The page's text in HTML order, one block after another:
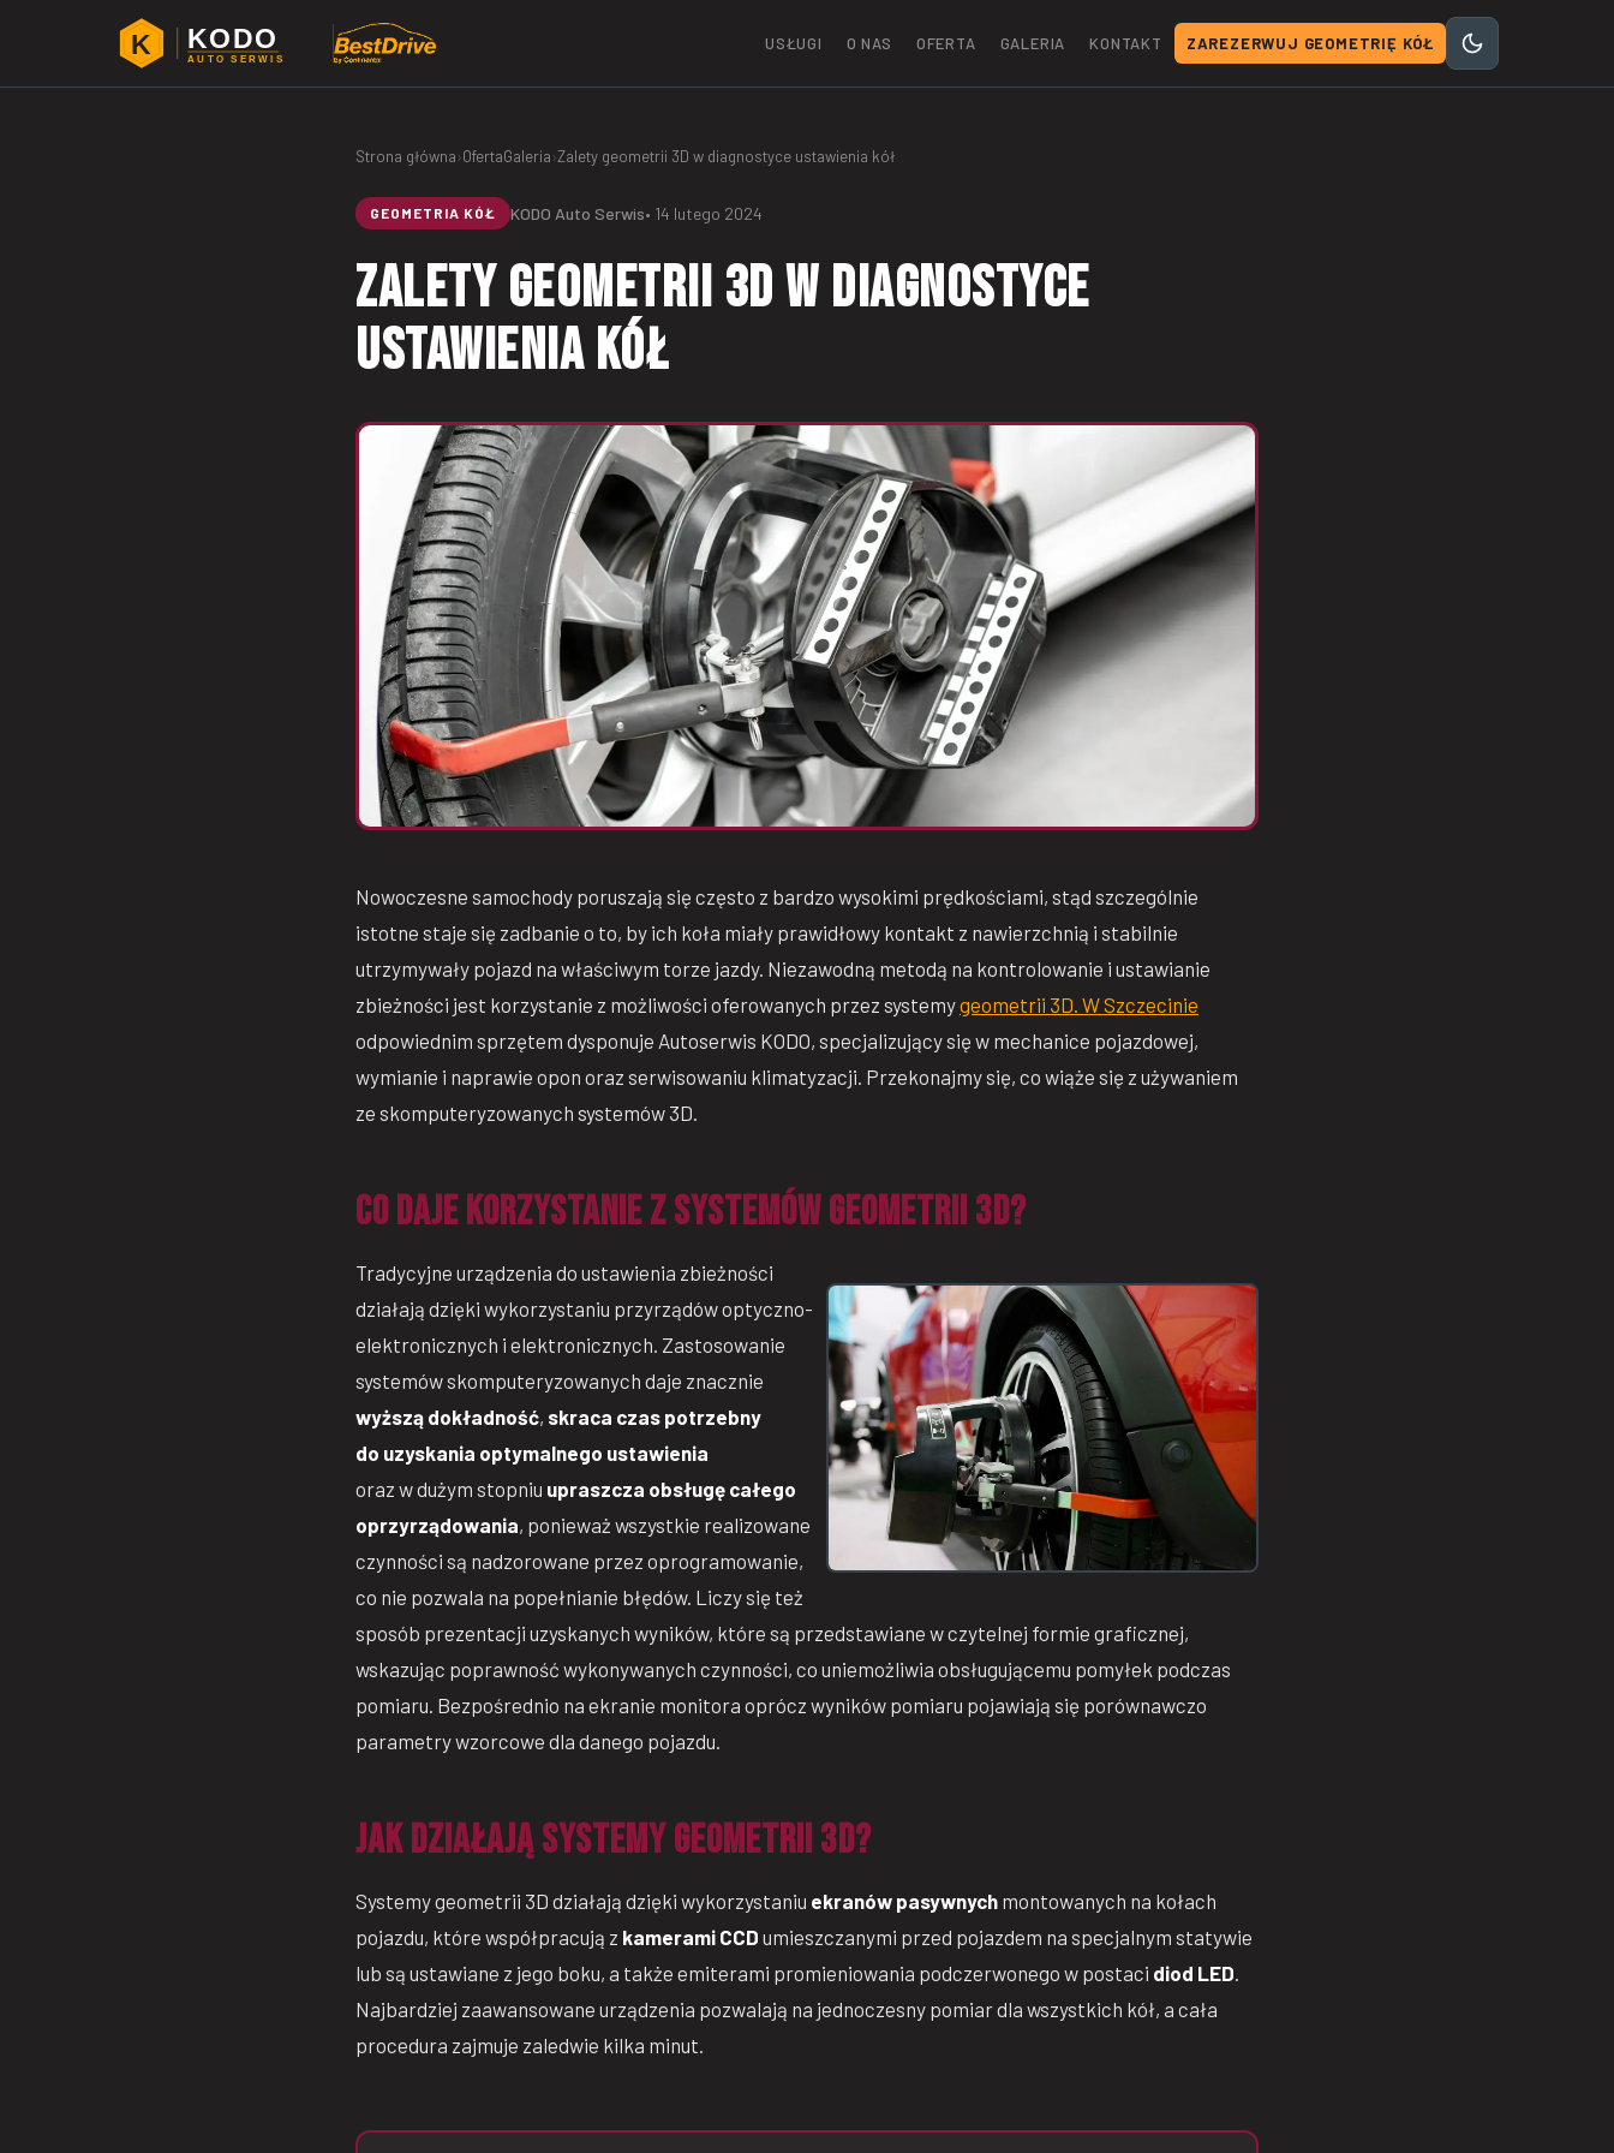
K KODO
AUTO SERWIS
USŁUGI O NAS OFERTA GALERIA KONTAKT ZAREZERWUJ GEOMETRIĘ KÓŁ
Strona główna›OfertaGaleria›Zalety geometrii 3D w diagnostyce ustawienia kół
GEOMETRIA KÓŁ KODO Auto Serwis• 14 lutego 2024
Zalety geometrii 3D w diagnostyce
ustawienia kół
Nowoczesne samochody poruszają się często z bardzo wysokimi prędkościami, stąd szczególnie
istotne staje się zadbanie o to, by ich koła miały prawidłowy kontakt z nawierzchnią i stabilnie
utrzymywały pojazd na właściwym torze jazdy. Niezawodną metodą na kontrolowanie i ustawianie
zbieżności jest korzystanie z możliwości oferowanych przez systemygeometrii 3D. W Szczecinie
odpowiednim sprzętem dysponuje Autoserwis KODO, specjalizujący się w mechanice pojazdowej,
wymianie i naprawie opon oraz serwisowaniu klimatyzacji. Przekonajmy się, co wiąże się z używaniem
ze skomputeryzowanych systemów 3D.
Co daje korzystanie z systemów geometrii 3D?
Tradycyjne urządzenia do ustawienia zbieżności
działają dzięki wykorzystaniu przyrządów optyczno-
elektronicznych i elektronicznych. Zastosowanie
systemów skomputeryzowanych daje znacznie
wyższą dokładność, skraca czas potrzebny
do uzyskania optymalnego ustawienia
oraz w dużym stopniu upraszcza obsługę całego
oprzyrządowania, ponieważ wszystkie realizowane
czynności są nadzorowane przez oprogramowanie,
co nie pozwala na popełnianie błędów. Liczy się też
sposób prezentacji uzyskanych wyników, które są przedstawiane w czytelnej formie graficznej,
wskazując poprawność wykonywanych czynności, co uniemożliwia obsługującemu pomyłek podczas
pomiaru. Bezpośrednio na ekranie monitora oprócz wyników pomiaru pojawiają się porównawczo
parametry wzorcowe dla danego pojazdu.
Jak działają systemy geometrii 3D?
Systemy geometrii 3D działają dzięki wykorzystaniu ekranów pasywnych montowanych na kołach
pojazdu, które współpracują z kamerami CCD umieszczanymi przed pojazdem na specjalnym statywie
lub są ustawiane z jego boku, a także emiterami promieniowania podczerwonego w postaci diod LED.
Najbardziej zaawansowane urządzenia pozwalają na jednoczesny pomiar dla wszystkich kół, a cała
procedura zajmuje zaledwie kilka minut.